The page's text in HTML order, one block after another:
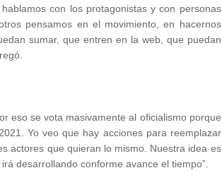
con los protagonistas y con personas
pensamos en el movimiento, en hacernos
sumar, que entren en la web, que puedan
eso se vota masivamente al oficialismo porque
Yo veo que hay acciones para reemplazar
actores que quieran lo mismo. Nuestra idea es
desarrollando conforme avance el tiempo”.